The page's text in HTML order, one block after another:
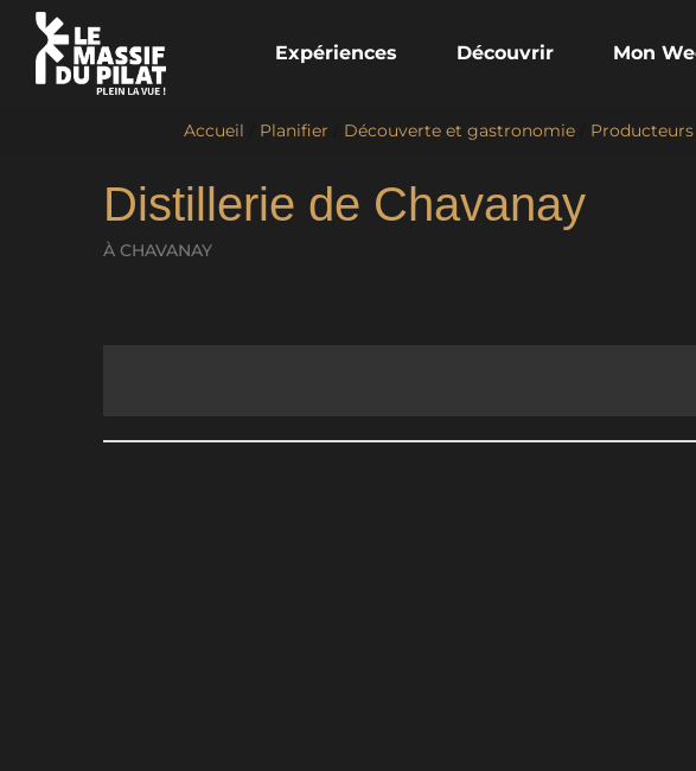
Expériences Découvrir Mon
Accueil Planifier Découverte et gastronomie Producteurs
Distillerie de Chavanay
À CHAVANAY